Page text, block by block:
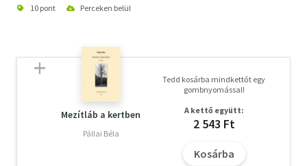
10 pont Perceken belül
Mezítláb a kertben
Pállai Béla
Tedd kosárba mindkettőt egy
gombnyomással!
A kettő együtt:
2 543 Ft
Kosárba